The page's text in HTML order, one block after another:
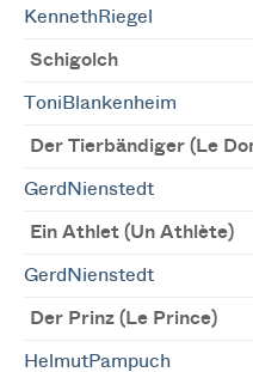
KennethRiegel
Schigolch
ToniBlankenheim
Der Tierbändiger (Le
GerdNienstedt
Ein Athlet (Un Athlète)
GerdNienstedt
Der Prinz (Le Prince)
HelmutPampuch